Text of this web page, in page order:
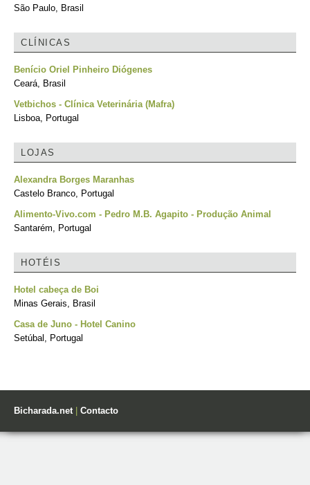
São Paulo, Brasil
CLÍNICAS
Benício Oriel Pinheiro Diógenes
Ceará, Brasil
Vetbichos - Clínica Veterinária (Mafra)
Lisboa, Portugal
LOJAS
Alexandra Borges Maranhas
Castelo Branco, Portugal
Alimento-Vivo.com - Pedro M.B. Agapito - Produção Animal
Santarém, Portugal
HOTÉIS
Hotel cabeça de Boi
Minas Gerais, Brasil
Casa de Juno - Hotel Canino
Setúbal, Portugal
Bicharada.net| Contacto